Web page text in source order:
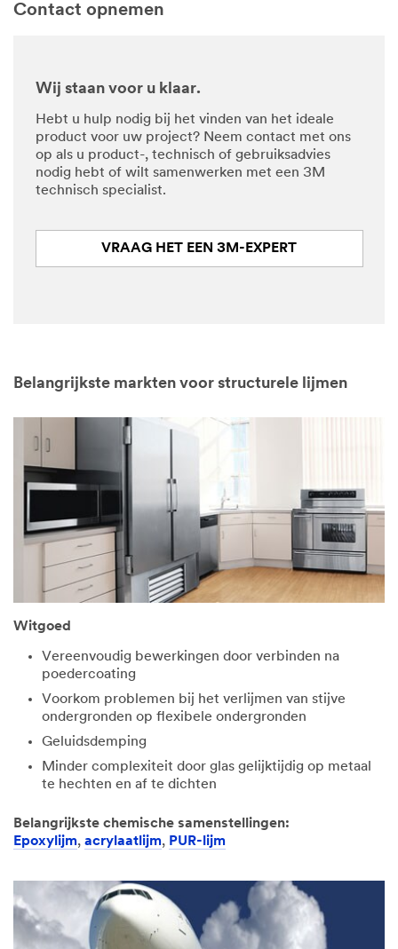
Contact opnemen
Wij staan voor u klaar.
Hebt u hulp nodig bij het vinden van het ideale
product voor uw project? Neem contact met ons
op als u product-, technisch of gebruiksadvies
nodig hebt of wilt samenwerken met een 3M
technisch specialist.
VRAAG HET EEN 3M-EXPERT
Belangrijkste markten voor structurele lijmen
Witgoed
Vereenvoudig bewerkingen door verbinden na
poedercoating
Voorkom problemen bij het verlijmen van stijve
ondergronden op flexibele ondergronden
Geluidsdemping
Minder complexiteit door glas gelijktijdig op metaal
te hechten en af te dichten
Belangrijkste chemische samenstellingen:
Epoxylijm, acrylaatlijm, PUR-lijm